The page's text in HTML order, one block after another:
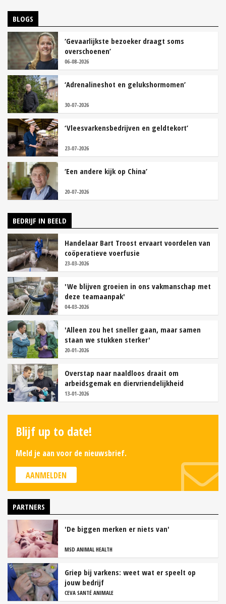
BLOGS
‘Gevaarlijkste bezoeker draagt soms
overschoenen’
06-08-2026
‘Adrenalineshot en gelukshormomen’
30-07-2026
‘Vleesvarkensbedrijven en geldtekort’
23-07-2026
‘Een andere kijk op China’
20-07-2026
BEDRIJF IN BEELD
Handelaar Bart Troost ervaart voordelen van
coöperatieve voerfusie
23-03-2026
'We blijven groeien in ons vakmanschap met
deze teamaanpak'
04-03-2026
'Alleen zou het sneller gaan, maar samen
staan we stukken sterker'
20-01-2026
Overstap naar naaldloos draait om
arbeidsgemak en diervriendelijkheid
13-01-2026
Blijf up to date!
Meld je aan voor de nieuwsbrief.
AANMELDEN
PARTNERS
'De biggen merken er niets van'
MSD ANIMAL HEALTH
Griep bij varkens: weet wat er speelt op
jouw bedrijf
CEVA SANTÉ ANIMALE